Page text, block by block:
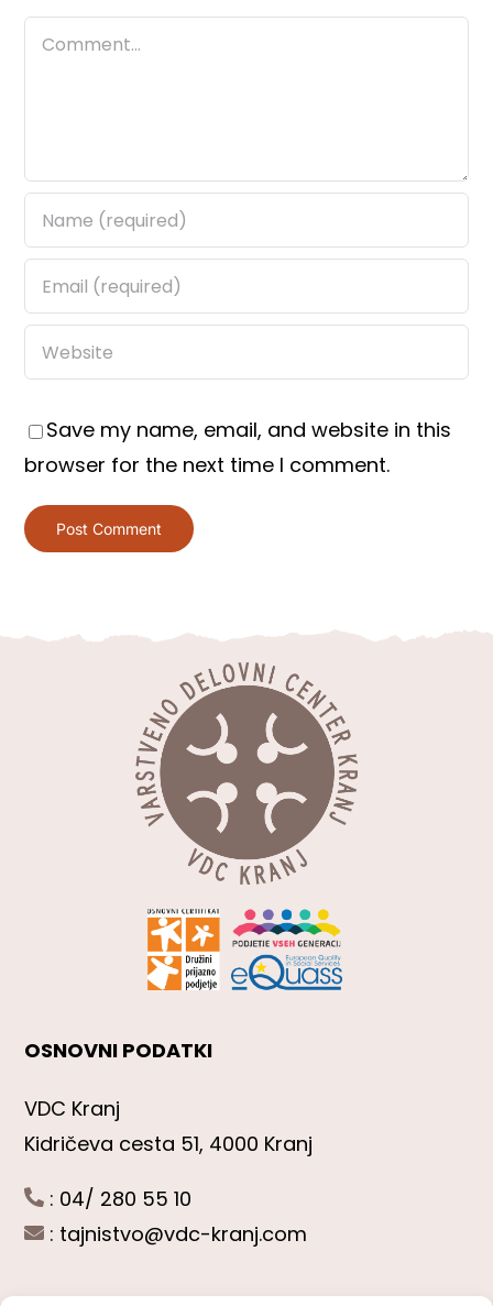
Comment
Save my name, email, and website in this
browser for the next time I comment.
OSNOVNI PODATKI
VDC Kranj
Kidričeva cesta 51, 4000 Kranj
: 04/ 280 55 10
: tajnistvo@vdc-kranj.com